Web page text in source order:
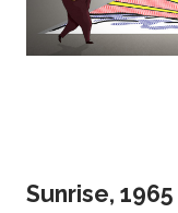
Sunrise, 1965